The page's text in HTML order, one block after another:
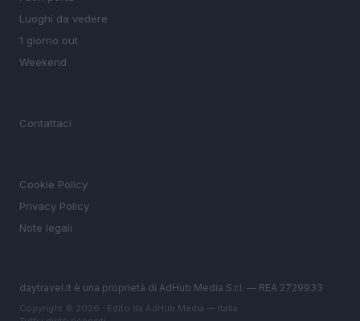
Luoghi da vedere
1 giorno out
Weekend
Contattaci
Cookie Policy
Privacy Policy
Note legali
daytravel.it è una proprietà di AdHub Media S.r.l. — REA 2729933
Copyright © 2026 · Edito da AdHub Media — Italia